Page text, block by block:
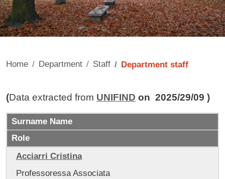
Home Department Staff Department staff
Contenuto
(Data extracted from UNIFIND on 2025/29/09 )
Surname Name
Role
Acciarri Cristina
Professoressa Associata